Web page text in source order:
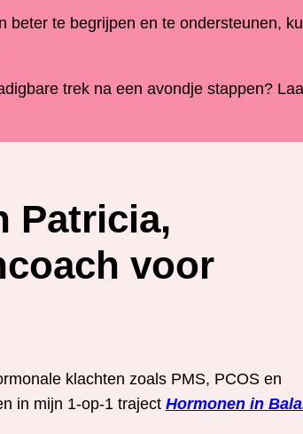
beter te begrijpen en te ondersteunen,
trek na een avondje stappen?
Patricia,
voor
klachten zoals PMS, PCOS en
in mijn 1-op-1 traject Hormonen in